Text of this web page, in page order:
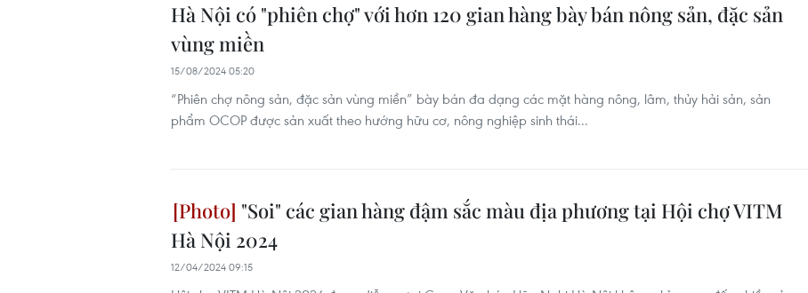
Hà Nội có "phiên chợ" với hơn 120 gian hàng bày bán nông sản, đặc sản
vùng miền
15/08/2024 05:20
“Phiên chợ nông sản, đặc sản vùng miền” bày bán đa dạng các mặt hàng nông, lâm, thủy hải sản, sản
phẩm OCOP được sản xuất theo hướng hữu cơ, nông nghiệp sinh thái...
"Soi" các gian hàng đậm sắc màu địa phương tại Hội chợ VITM
Hà Nội 2024
12/04/2024 09:15